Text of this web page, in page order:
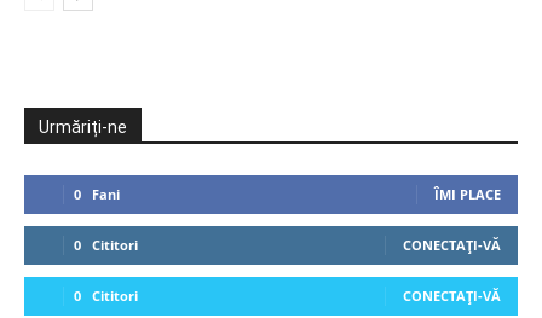
Urmăriți-ne
0 Fani ÎMI PLACE
0 Cititori CONECTAȚI-VĂ
0 Cititori CONECTAȚI-VĂ